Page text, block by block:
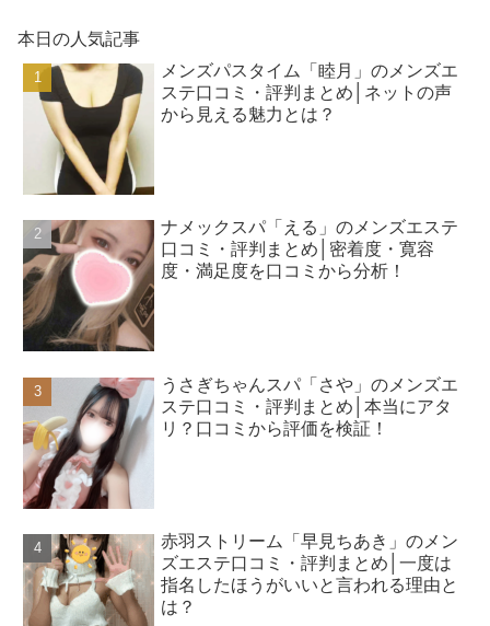
本日の人気記事
メンズパスタイム「睦月」のメンズエ
ステ口コミ・評判まとめ│ネットの声
から見える魅力とは？
ナメックスパ「える」のメンズエステ
口コミ・評判まとめ│密着度・寛容
度・満足度を口コミから分析！
うさぎちゃんスパ「さや」のメンズエ
ステ口コミ・評判まとめ│本当にアタ
リ？口コミから評価を検証！
赤羽ストリーム「早見ちあき」のメン
ズエステ口コミ・評判まとめ│一度は
指名したほうがいいと言われる理由と
は？